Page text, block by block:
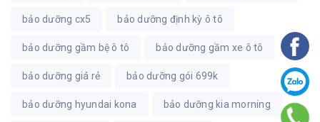
bảo dưỡng cx5 bảo dưỡng định kỳ ô tô
bảo dưỡng gầm bệ ô tô bảo dưỡng gầm xe ô tô
bảo dưỡng giá rẻ bảo dưỡng gói 699k
bảo dưỡng hyundai kona bảo dưỡng kia morning